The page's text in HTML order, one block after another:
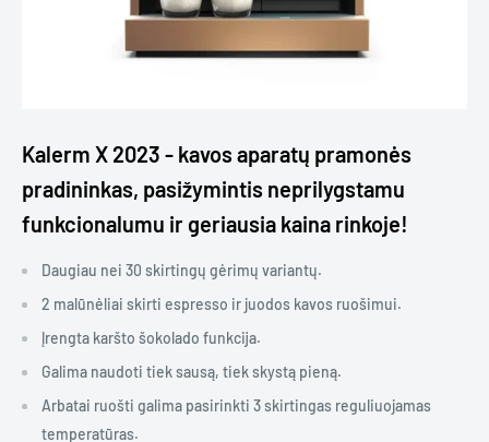
Kalerm X 2023 - kavos aparatų pramonės
pradininkas, pasižymintis neprilygstamu
funkcionalumu ir geriausia kaina rinkoje!
Daugiau nei 30 skirtingų gėrimų variantų.
2 malūnėliai skirti espresso ir juodos kavos ruošimui.
Įrengta karšto šokolado funkcija.
Galima naudoti tiek sausą, tiek skystą pieną.
Arbatai ruošti galima pasirinkti 3 skirtingas reguliuojamas
temperatūras.